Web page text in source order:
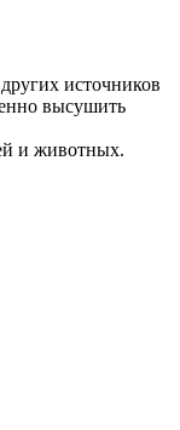
источников
высушить
и животных.